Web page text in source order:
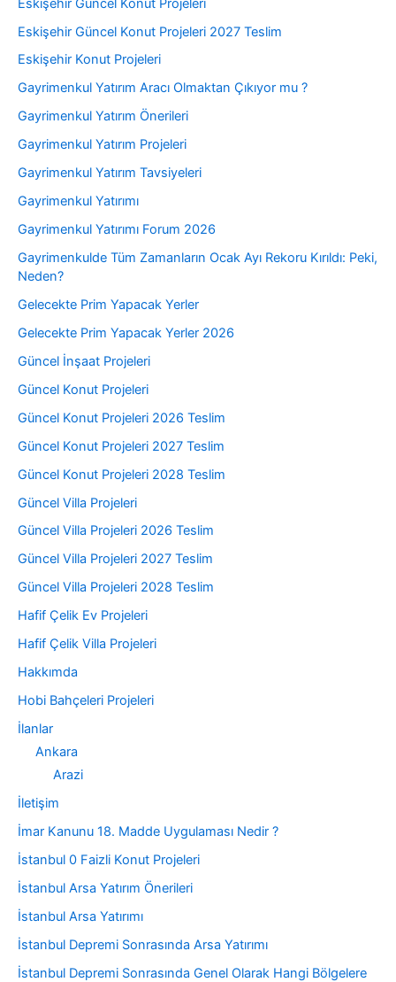
Eskişehir Güncel Konut Projeleri 2027 Teslim
Eskişehir Konut Projeleri
Gayrimenkul Yatırım Aracı Olmaktan Çıkıyor mu ?
Gayrimenkul Yatırım Önerileri
Gayrimenkul Yatırım Projeleri
Gayrimenkul Yatırım Tavsiyeleri
Gayrimenkul Yatırımı
Gayrimenkul Yatırımı Forum 2026
Gayrimenkulde Tüm Zamanların Ocak Ayı Rekoru Kırıldı: Peki,
Neden?
Gelecekte Prim Yapacak Yerler
Gelecekte Prim Yapacak Yerler 2026
Güncel İnşaat Projeleri
Güncel Konut Projeleri
Güncel Konut Projeleri 2026 Teslim
Güncel Konut Projeleri 2027 Teslim
Güncel Konut Projeleri 2028 Teslim
Güncel Villa Projeleri
Güncel Villa Projeleri 2026 Teslim
Güncel Villa Projeleri 2027 Teslim
Güncel Villa Projeleri 2028 Teslim
Hafif Çelik Ev Projeleri
Hafif Çelik Villa Projeleri
Hakkımda
Hobi Bahçeleri Projeleri
İlanlar
Ankara
Arazi
İletişim
İmar Kanunu 18. Madde Uygulaması Nedir ?
İstanbul 0 Faizli Konut Projeleri
İstanbul Arsa Yatırım Önerileri
İstanbul Arsa Yatırımı
İstanbul Depremi Sonrasında Arsa Yatırımı
İstanbul Depremi Sonrasında Genel Olarak Hangi Bölgelere